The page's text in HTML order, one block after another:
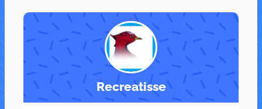
Recreatisse